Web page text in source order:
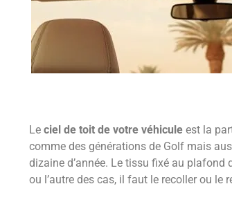
Le ciel de toit de votre véhicule est la
comme des générations de Golf mais
dizaine d’année. Le tissu fixé au plafond
ou l’autre des cas, il faut le recoller ou le